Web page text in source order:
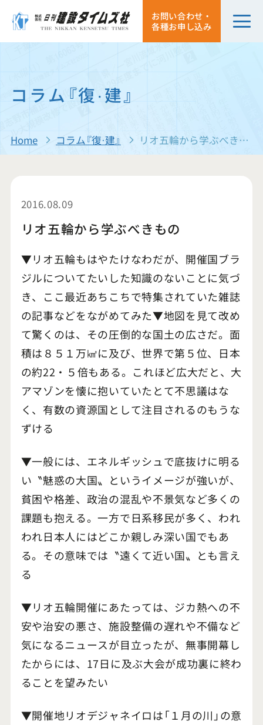
お問い合わせ・
各種お申し込み
コラム『復·建』
Home コラム『復·建』 リオ五輪から学ぶべきもの
2016.08.09
リオ五輪から学ぶべきもの
▼リオ五輪もはやたけなわだが、開催国ブラ
ジルについてたいした知識のないことに気づ
き、ここ最近あちこちで特集されていた雑誌
の記事などをながめてみた▼地図を見て改め
て驚くのは、その圧倒的な国土の広さだ。面
積は８５１万㎢に及び、世界で第５位、日本
の約22・５倍もある。これほど広大だと、大
アマゾンを懐に抱いていたとて不思議はな
く、有数の資源国として注目されるのもうな
ずける
▼一般には、エネルギッシュで底抜けに明る
い〝魅惑の大国〟というイメージが強いが、
貧困や格差、政治の混乱や不景気など多くの
課題も抱える。一方で日系移民が多く、われ
われ日本人にはどこか親しみ深い国でもあ
る。その意味では〝遠くて近い国〟とも言え
る
▼リオ五輪開催にあたっては、ジカ熱への不
安や治安の悪さ、施設整備の遅れや不備など
気になるニュースが目立ったが、無事開幕し
たからには、17日に及ぶ大会が成功裏に終わ
ることを望みたい
▼開催地リオデジャネイロは「１月の川」の意